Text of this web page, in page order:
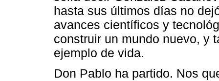
hasta sus últimos días no
avances científicos y
construir un mundo nuevo, y
ejemplo de vida.
Don Pablo ha partido. Nos